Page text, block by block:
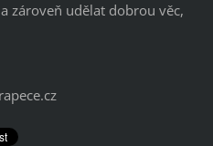
zároveň udělat dobrou věc,